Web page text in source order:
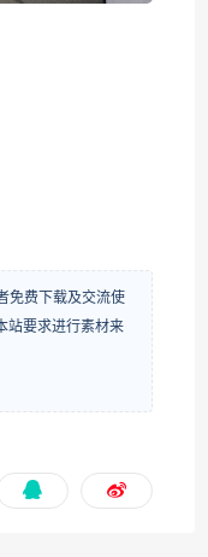
免费下载及交流使
站要求进行素材来